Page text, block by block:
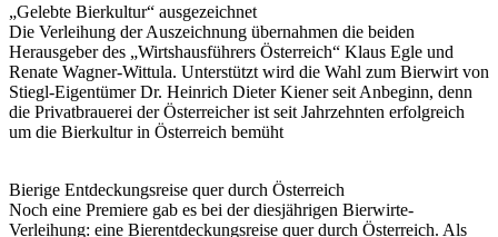
„Gelebte Bierkultur“ ausgezeichnet
Die Verleihung der Auszeichnung übernahmen die beiden
Herausgeber des „Wirtshausführers Österreich“ Klaus Egle und
Renate Wagner-Wittula. Unterstützt wird die Wahl zum Bierwirt von
Stiegl-Eigentümer Dr. Heinrich Dieter Kiener seit Anbeginn, denn
die Privatbrauerei der Österreicher ist seit Jahrzehnten erfolgreich
um die Bierkultur in Österreich bemüht
Bierige Entdeckungsreise quer durch Österreich
Noch eine Premiere gab es bei der diesjährigen Bierwirte-
Verleihung: eine Bierentdeckungsreise quer durch Österreich. Als